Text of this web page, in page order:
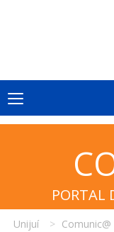
PORTAL
Unijuí Comunic@